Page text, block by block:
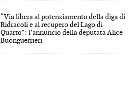
“Via libera al potenziamento della diga di
Ridracoli e al recupero del Lago di
Quarto”: l’annuncio della deputata Alice
Buonguerrieri